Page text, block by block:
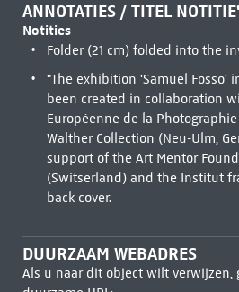
ANNOTATIES / TITEL
Notities
Folder (21 cm) folded into the
"The exhibition 'Samuel Fosso'
been created in collaboration
Européenne de la
Walther Collection (Neu-Ulm,
support of the Art Mentor
(Switserland) and the Institut
back cover.
DUURZAAM WEBADRES
Als u naar dit object wilt verwijzen,